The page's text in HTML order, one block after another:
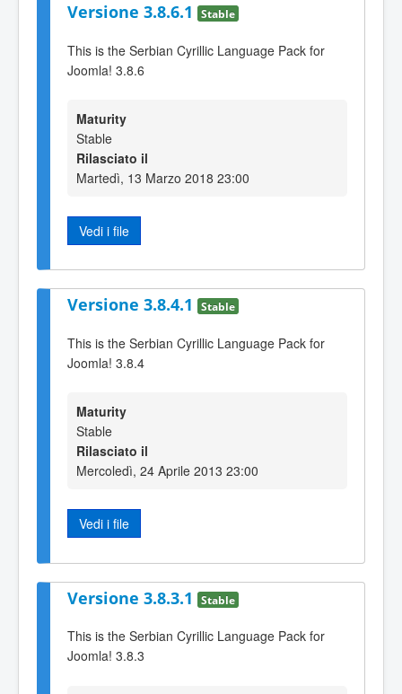
Versione 3.8.6.1 Stable
This is the Serbian Cyrillic Language Pack for
Joomla! 3.8.6
Maturity
Stable
Rilasciato il
Martedì, 13 Marzo 2018 23:00
Vedi i file
Versione 3.8.4.1 Stable
This is the Serbian Cyrillic Language Pack for
Joomla! 3.8.4
Maturity
Stable
Rilasciato il
Mercoledì, 24 Aprile 2013 23:00
Vedi i file
Versione 3.8.3.1 Stable
This is the Serbian Cyrillic Language Pack for
Joomla! 3.8.3